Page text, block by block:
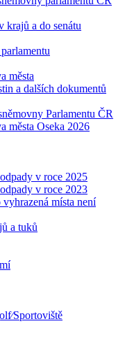
krajů a do senátu
města
a dalších dokumentů
Parlamentu ČR
města Oseka 2026
v roce 2025
v roce 2023
místa není
a tuků